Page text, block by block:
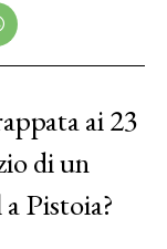
ai 23
di un
Pistoia?